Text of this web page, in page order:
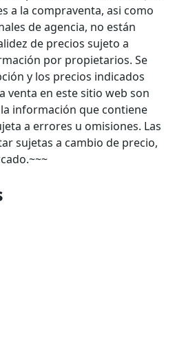
a la compraventa, asi como
de agencia, no están
de precios sujeto a
por propietarios. Se
y los precios indicados
venta en este sitio web son
información que contiene
a errores u omisiones. Las
sujetas a cambio de precio,